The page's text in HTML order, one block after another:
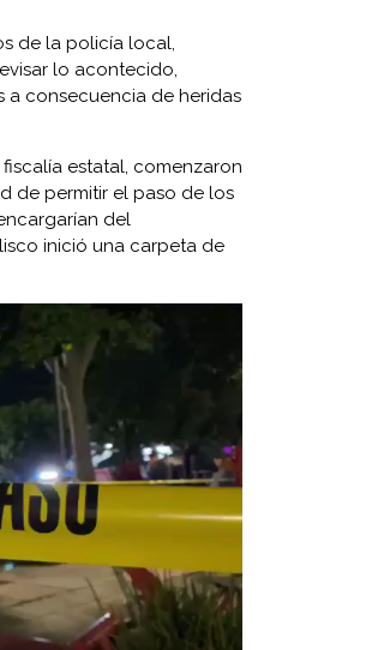
de la policía local,
lo acontecido,
a consecuencia de heridas
estatal, comenzaron
de permitir el paso de los
del
inició una carpeta de